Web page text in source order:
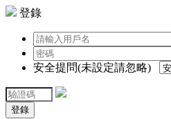
登錄
安全提問(未設定請忽略)
登錄